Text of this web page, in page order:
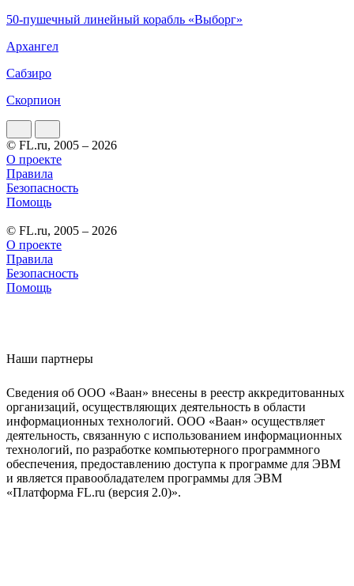
50-пушечный линейный корабль «Выборг»
Архангел
Сабзиро
Скорпион
© FL.ru, 2005 – 2026
О проекте
Правила
Безопасность
Помощь
© FL.ru, 2005 – 2026
О проекте
Правила
Безопасность
Помощь
Наши партнеры
Сведения об ООО «Ваан» внесены в реестр аккредитованных
организаций, осуществляющих деятельность в области
информационных технологий. ООО «Ваан» осуществляет
деятельность, связанную с использованием информационных
технологий, по разработке компьютерного программного
обеспечения, предоставлению доступа к программе для ЭВМ
и является правообладателем программы для ЭВМ
«Платформа FL.ru (версия 2.0)».